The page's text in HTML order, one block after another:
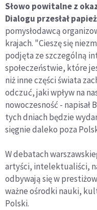
Słowo powitalne z
Dialogu przesłał
pomysłodawcą
krajach. "Cieszę się
podjęta ze szczególną
społeczeństwie, które
niż inne części świata
odczuć, jaki wpływ na
nowoczesność - napisał
tych dniach będzie
sięgnie daleko poza
W debatach
artyści, intelektualiści,
odbywają się w
ważne ośrodki nauki,
Polski.